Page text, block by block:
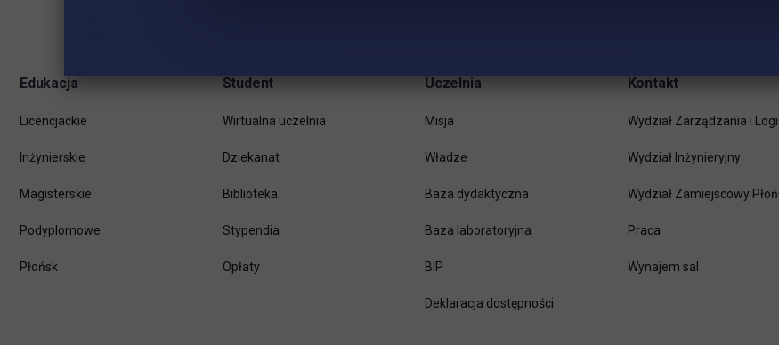
Edukacja
Licencjackie
Inżynierskie
Magisterskie
Podyplomowe
Płońsk
Student
Wirtualna uczelnia
Dziekanat
Biblioteka
Stypendia
Opłaty
Uczelnia
Misja
Władze
Baza dydaktyczna
Baza laboratoryjna
BIP
Deklaracja dostępności
Kontakt
Wydział Zarządzania i
Wydział Inżynieryjny
Wydział Zamiejscowy
Pracalink otwiera się w
Wynajem sal